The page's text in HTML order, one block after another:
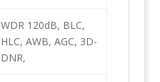
WDR 120dB, BLC,
HLC, AWB, AGC, 3D-
DNR,